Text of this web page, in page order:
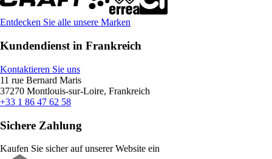
Entdecken Sie alle unsere Marken
Kundendienst in Frankreich
Kontaktieren Sie uns
11 rue Bernard Maris
37270 Montlouis-sur-Loire, Frankreich
+33 1 86 47 62 58
Sichere Zahlung
Kaufen Sie sicher auf unserer Website ein